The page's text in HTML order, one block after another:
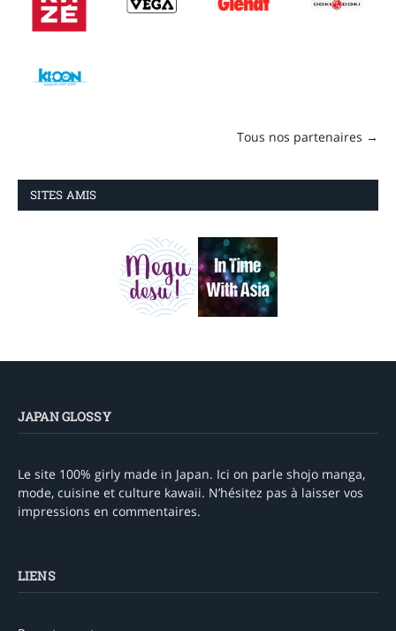
Tous nos partenaires →
SITES AMIS
JAPAN GLOSSY
Le site 100% girly made in Japan. Ici on parle shojo manga,
mode, cuisine et culture kawaii. N’hésitez pas à laisser vos
impressions en commentaires.
LIENS